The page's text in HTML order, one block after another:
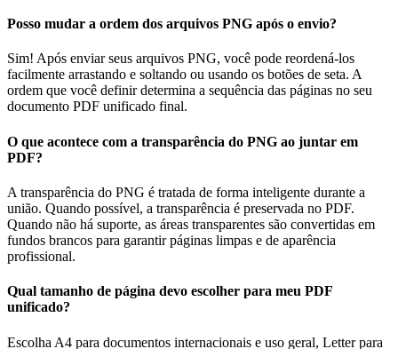
Posso mudar a ordem dos arquivos PNG após o envio?
Sim! Após enviar seus arquivos PNG, você pode reordená-los
facilmente arrastando e soltando ou usando os botões de seta. A
ordem que você definir determina a sequência das páginas no seu
documento PDF unificado final.
O que acontece com a transparência do PNG ao juntar em
PDF?
A transparência do PNG é tratada de forma inteligente durante a
união. Quando possível, a transparência é preservada no PDF.
Quando não há suporte, as áreas transparentes são convertidas em
fundos brancos para garantir páginas limpas e de aparência
profissional.
Qual tamanho de página devo escolher para meu PDF
unificado?
Escolha A4 para documentos internacionais e uso geral, Letter para